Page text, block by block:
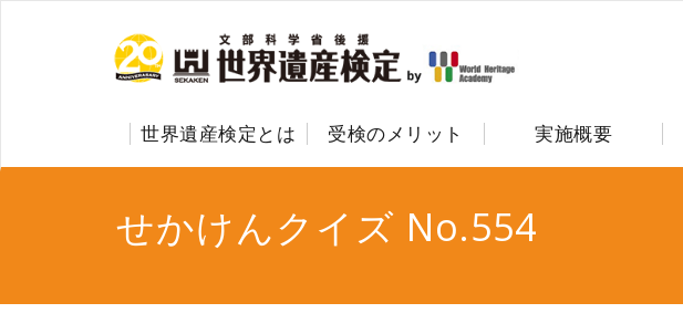
世界遺産検定とは 受検のメリット 実施概要
せかけんクイズ No.554